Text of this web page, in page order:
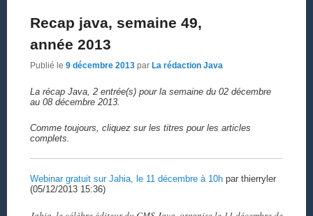
Recap java, semaine 49,
année 2013
Publié le 9 décembre 2013 par La rédaction Java
La récap Java, 2 entrée(s) pour la semaine du 02 décembre
au 08 décembre 2013.
Comme toujours, cliquez sur les titres pour les articles
complets.
Webinar gratuit sur Jahia, le 11 décembre à 10hpar thierryler
(05/12/2013 15:36)